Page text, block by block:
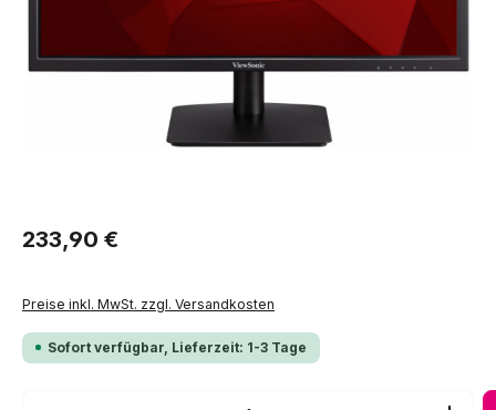
Regulärer Preis:
233,90 €
Preise inkl. MwSt. zzgl. Versandkosten
Sofort verfügbar, Lieferzeit: 1-3 Tage
Produkt Anzahl: Gib den gewünschten Wert ein